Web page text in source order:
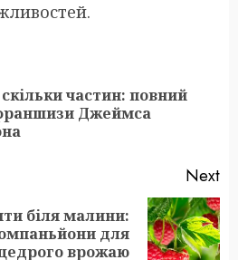
частин: повний
Джеймса
Next
біля малини:
для
врожаю